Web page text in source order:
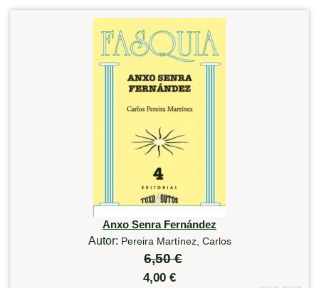
Anxo Senra Fernández
Autor: Pereira Martínez, Carlos
6,50 €
4,00 €